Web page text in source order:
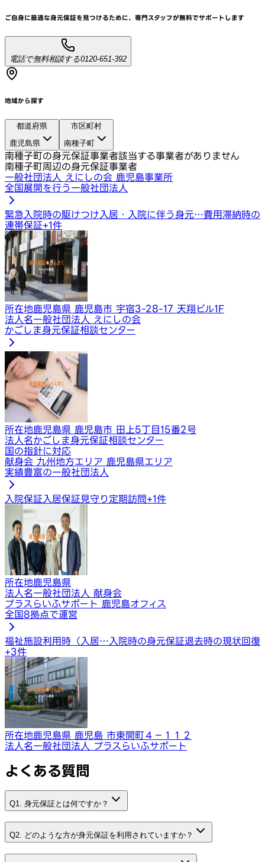
ご自身に最適な身元保証を見つけるために、 専門スタッフが無料でサポートします
電話で無料相談する0120-651-392
地域から探す
都道府県
鹿児島県
市区町村
南種子町
南種子町の身元保証事業者該当する事業者がありません
南種子町周辺の身元保証事業者
一般社団法人 えにしの会 鹿児島事業所
全国展開を行う一般社団法人
緊急入院時の駆けつけ 入居・入院に伴う身元…費用滞納時の
連帯保証+1件
所在地鹿児島県 鹿児島市 宇宿3-28-17 天翔ビル1F
法人名一般社団法人 えにしの会
かごしま身元保証相談センター
所在地鹿児島県 鹿児島市 田上5丁目15番2号
法人名かごしま身元保証相談センター
国の指針に対応
献身会 九州地方エリア 鹿児島県エリア
実績豊富の一般社団法人
入院保証 入居保証見守り定期訪問+1件
所在地鹿児島県
法人名一般社団法人 献身会
プラスらいふサポート 鹿児島オフィス
全国8拠点で運営
福祉施設利用時（入居… 入院時の身元保証退去時の現状回復
+3件
所在地鹿児島県 鹿児島 市東開町４−１１２
法人名一般社団法人 プラスらいふサポート
よくある質問
Q1. 身元保証とは何ですか？
Q2. どのような方が身元保証を利用されていますか？